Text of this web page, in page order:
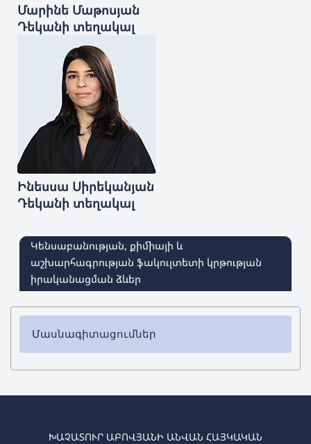
Մարինե Մաթոսյան
Դեկանի տեղակալ
Ինեսսա Սիրեկանյան
Դեկանի տեղակալ
Կենսաբանության, քիմիայի և
աշխարհագրության ֆակուլտետի կրթության
իրականացման ձևեր
Մասնագիտացումներ
✔ Բակալավրիատ
Կենսաբանություն-քիմիա
ԽԱՉԱՏՈՒՐ ԱԲՈՎՅԱՆԻ ԱՆՎԱՆ ՀԱՅԿԱԿԱՆ